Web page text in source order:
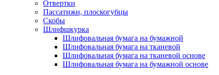
Отвертки
Пассатижи, плоскогубцы
Скобы
Шлифшкурка
Шлифовальная бумага на бумажной
Шлифовальная бумага на тканевой
Шлифовальная бумага на тканевой основе
Шлифовальная бумага на бумажной основе